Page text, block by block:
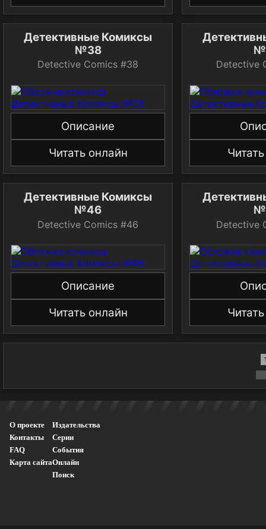
Детективные Комиксы
№38
Detective Comics #38
Описание
Читать онлайн
Detective
Детективные Комиксы
№46
Detective Comics #46
Описание
Читать онлайн
Detective
О проекте
Контакты
FAQ
Карта сайта
Издательства
Серии
События
Онлайн
Поиск